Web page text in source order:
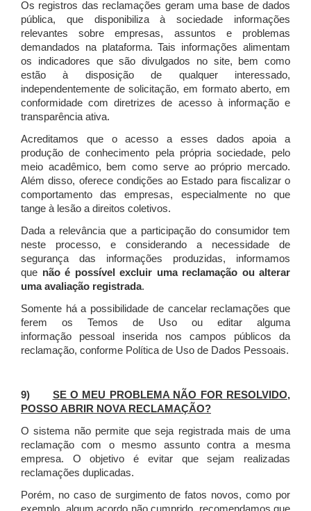
Os registros das reclamações geram uma base de dados
pública, que disponibiliza à sociedade informações
relevantes sobre empresas, assuntos e problemas
demandados na plataforma. Tais informações alimentam
os indicadores que são divulgados no site, bem como
estão à disposição de qualquer interessado,
independentemente de solicitação, em formato aberto, em
conformidade com diretrizes de acesso à informação e
transparência ativa.
Acreditamos que o acesso a esses dados apoia a
produção de conhecimento pela própria sociedade, pelo
meio acadêmico, bem como serve ao próprio mercado.
Além disso, oferece condições ao Estado para fiscalizar o
comportamento das empresas, especialmente no que
tange à lesão a direitos coletivos.
Dada a relevância que a participação do consumidor tem
neste processo, e considerando a necessidade de
segurança das informações produzidas, informamos
que não é possível excluir uma reclamação ou alterar
uma avaliação registrada.
Somente há a possibilidade de cancelar reclamações que
ferem os Temos de Uso ou editar alguma
informação pessoal inserida nos campos públicos da
reclamação, conforme Política de Uso de Dados Pessoais.
9) SE O MEU PROBLEMA NÃO FOR RESOLVIDO,
POSSO ABRIR NOVA RECLAMAÇÃO?
O sistema não permite que seja registrada mais de uma
reclamação com o mesmo assunto contra a mesma
empresa. O objetivo é evitar que sejam realizadas
reclamações duplicadas.
Porém, no caso de surgimento de fatos novos, como por